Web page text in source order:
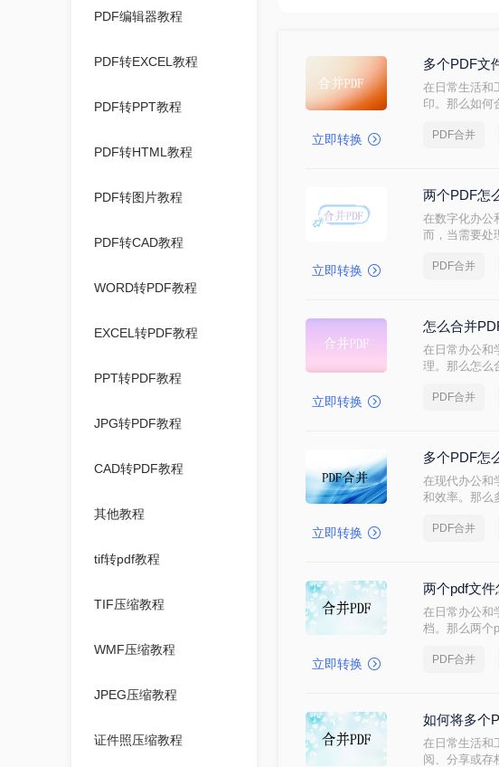
PDF编辑器教程
PDF转EXCEL教程
PDF转PPT教程
PDF转HTML教程
PDF转图片教程
PDF转CAD教程
WORD转PDF教程
EXCEL转PDF教程
PPT转PDF教程
JPG转PDF教程
CAD转PDF教程
其他教程
tif转pdf教程
TIF压缩教程
WMF压缩教程
JPEG压缩教程
证件照压缩教程
立即转换
多个PDF文
在日常生活和
印。那么如何
PDF合并
立即转换
两个PDF怎
在数字化办公
而，当需要处
PDF合并
立即转换
怎么合并
在日常办公和
理。那么怎么
PDF合并
立即转换
多个PDF怎
在现代办公和
和效率。那么
PDF合并
立即转换
两个pdf文件
在日常办公和
档。那么两个
PDF合并
如何将多个
在日常生活和
阅、分享或存